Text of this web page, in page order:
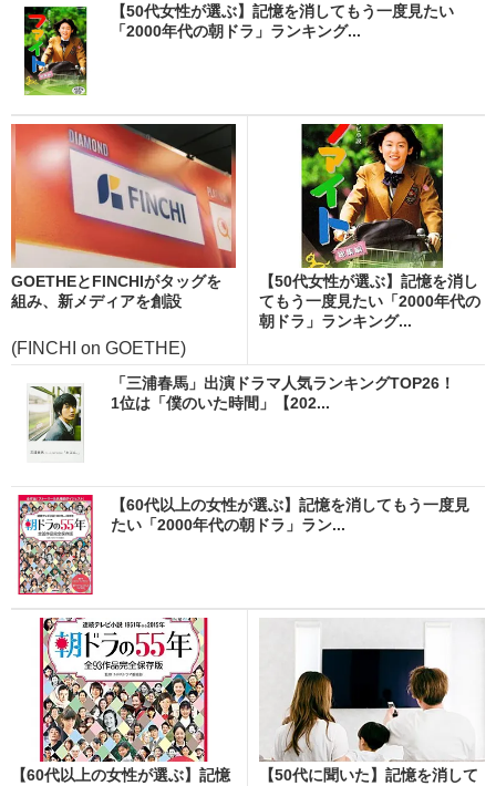
【50代女性が選ぶ】記憶を消してもう一度見たい
「2000年代の朝ドラ」ランキング...
GOETHEとFINCHIがタッグを
組み、新メディアを創設
(FINCHI on GOETHE)
【50代女性が選ぶ】記憶を消し
てもう一度見たい「2000年代の
朝ドラ」ランキング...
「三浦春馬」出演ドラマ人気ランキングTOP26！
1位は「僕のいた時間」【202...
【60代以上の女性が選ぶ】記憶を消してもう一度見
たい「2000年代の朝ドラ」ラン...
【60代以上の女性が選ぶ】記憶
【50代に聞いた】記憶を消して